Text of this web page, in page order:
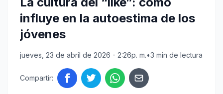
influye en la autoestima de los
jóvenes
jueves, 23 de abril de 2026 - 2:26p. m.•3 min de lectura
Compartir: